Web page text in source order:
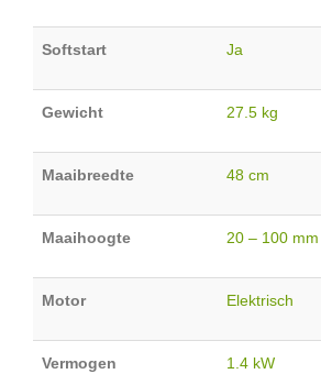
Softstart Ja
Gewicht 27.5 kg
Maaibreedte 48 cm
Maaihoogte 20 – 100 mm
Motor Elektrisch
Vermogen 1.4 kW